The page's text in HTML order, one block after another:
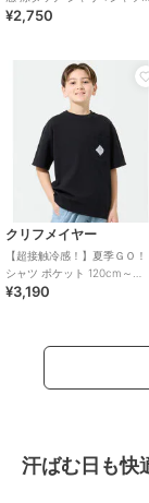
120cm～170cm
¥2,750
クリフメイヤー
【超接触冷感！】夏季ＧＯ
シャツ ポケット 120cm～
170cm
¥3,190
汗ばむ日も快